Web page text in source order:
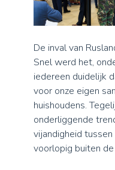
De inval van
Snel werd het,
iedereen duidelijk
voor onze eigen
huishoudens.
onderliggende
vijandigheid
voorlopig buiten